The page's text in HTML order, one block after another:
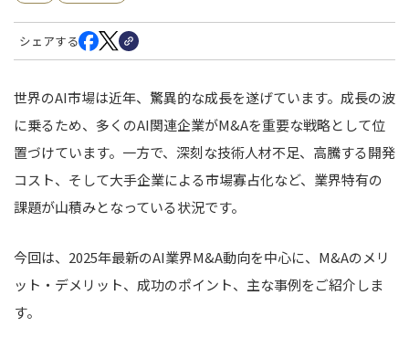
シェアする
世界のAI市場は近年、驚異的な成長を遂げています。成長の波
に乗るため、多くのAI関連企業がM&Aを重要な戦略として位
置づけています。一方で、深刻な技術人材不足、高騰する開発
コスト、そして大手企業による市場寡占化など、業界特有の
課題が山積みとなっている状況です。
今回は、2025年最新のAI業界M&A動向を中心に、M&Aのメリ
ット・デメリット、成功のポイント、主な事例をご紹介しま
す。